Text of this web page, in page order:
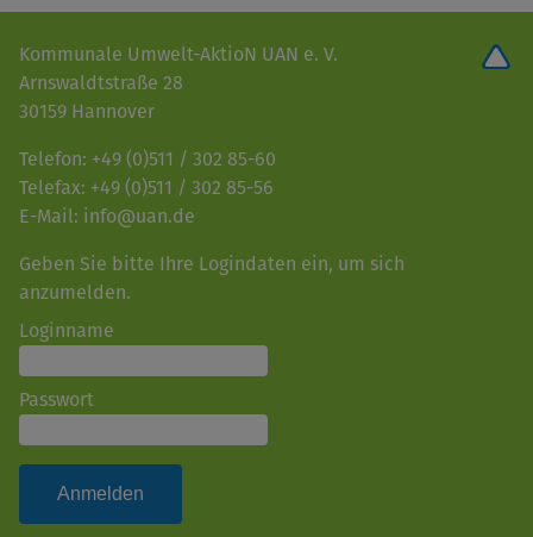
Kommunale Umwelt-AktioN UAN e. V.
Arnswaldtstraße 28
30159 Hannover
Telefon: +49 (0)511 / 302 85-60
Telefax: +49 (0)511 / 302 85-56
E-Mail: info@uan.de
Geben Sie bitte Ihre Logindaten ein, um sich
anzumelden.
Loginname
Passwort